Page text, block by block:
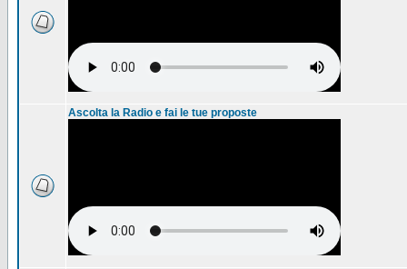
Ascolta la Radio e fai le tue proposte